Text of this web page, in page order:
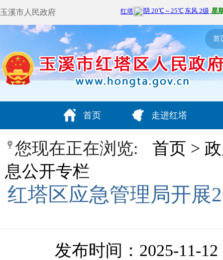
玉溪市人民政府
首
首页 走进红塔
您现在正在浏览: 首页 >
息公开专栏
红塔区应急管理局开展
发布时间：2025-11-12